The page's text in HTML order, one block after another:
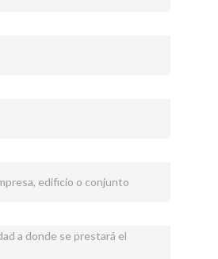
edificio o conjunto
a donde se prestará el